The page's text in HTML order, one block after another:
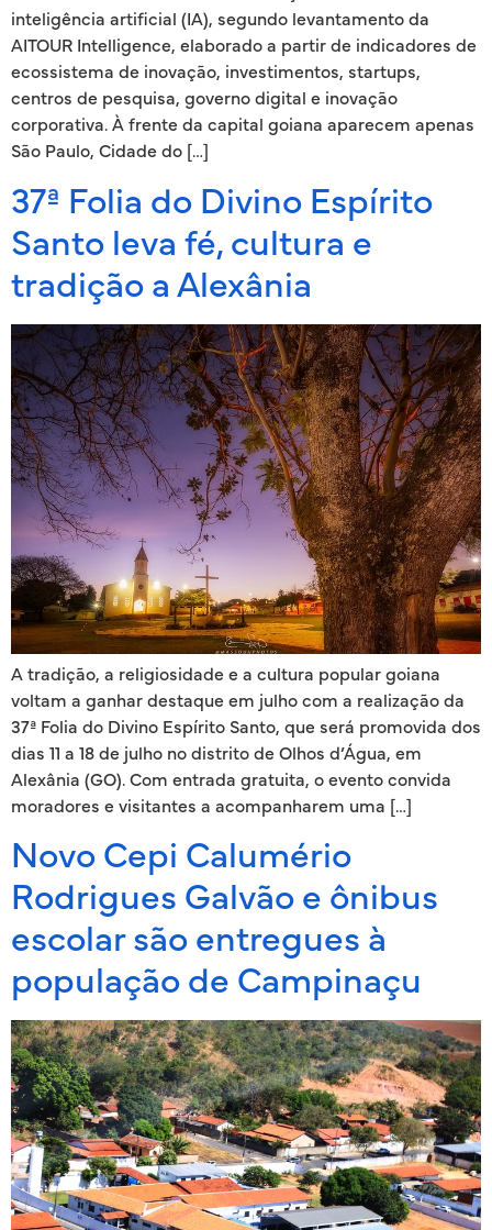
inteligência artificial (IA), segundo levantamento da
AITOUR Intelligence, elaborado a partir de indicadores de
ecossistema de inovação, investimentos, startups,
centros de pesquisa, governo digital e inovação
corporativa. À frente da capital goiana aparecem apenas
São Paulo, Cidade do […]
37ª Folia do Divino Espírito
Santo leva fé, cultura e
tradição a Alexânia
A tradição, a religiosidade e a cultura popular goiana
voltam a ganhar destaque em julho com a realização da
37ª Folia do Divino Espírito Santo, que será promovida dos
dias 11 a 18 de julho no distrito de Olhos d’Água, em
Alexânia (GO). Com entrada gratuita, o evento convida
moradores e visitantes a acompanharem uma […]
Novo Cepi Calumério
Rodrigues Galvão e ônibus
escolar são entregues à
população de Campinaçu